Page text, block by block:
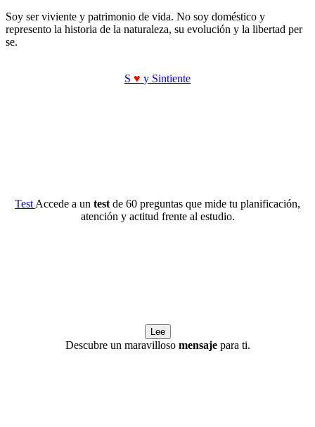
Soy ser viviente y patrimonio de vida. No soy doméstico y
represento la historia de la naturaleza, su evolución y la libertad per
se.
S ♥ y Sintiente
Test Accede a un test de 60 preguntas que mide tu planificación,
atención y actitud frente al estudio.
Lee
Descubre un maravilloso mensajepara ti.